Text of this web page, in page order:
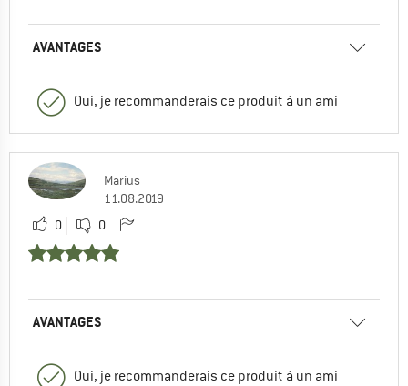
AVANTAGES
Oui, je recommanderais ce produit à un ami
Marius
11.08.2019
0
0
AVANTAGES
Oui, je recommanderais ce produit à un ami